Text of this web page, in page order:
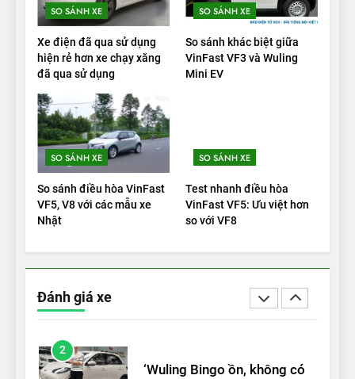
SO SÁNH XE
Xe điện đã qua sử dụng
hiện rẻ hơn xe chạy xăng
đã qua sử dụng
SO SÁNH XE
So sánh khác biệt giữa
VinFast VF3 và Wuling
Mini EV
SO SÁNH XE
So sánh điều hòa VinFast
VF5, V8 với các mẫu xe
Nhật
SO SÁNH XE
Test nhanh điều hòa
VinFast VF5: Ưu việt hơn
so với VF8
Đánh giá xe
20
Đánh giá: Người đam mê xe
điện Hyundai Ioniq 5 N 2025
1
Xe tốt nhất để mua năm
2025: Green Car Reports
nêu tên 5 người vào chung
kết – Mỹ
ĐÁNH GIÁ XE
‘Wuling Bingo ồn, không có
trạm sạc, nhưng vẫn bán
3
VinFast VF8 chinh phục Tây